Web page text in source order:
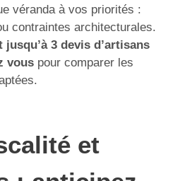
véranda à vos priorités :
contraintes architecturales.
3 devis d’artisans
vous pour comparer les
et